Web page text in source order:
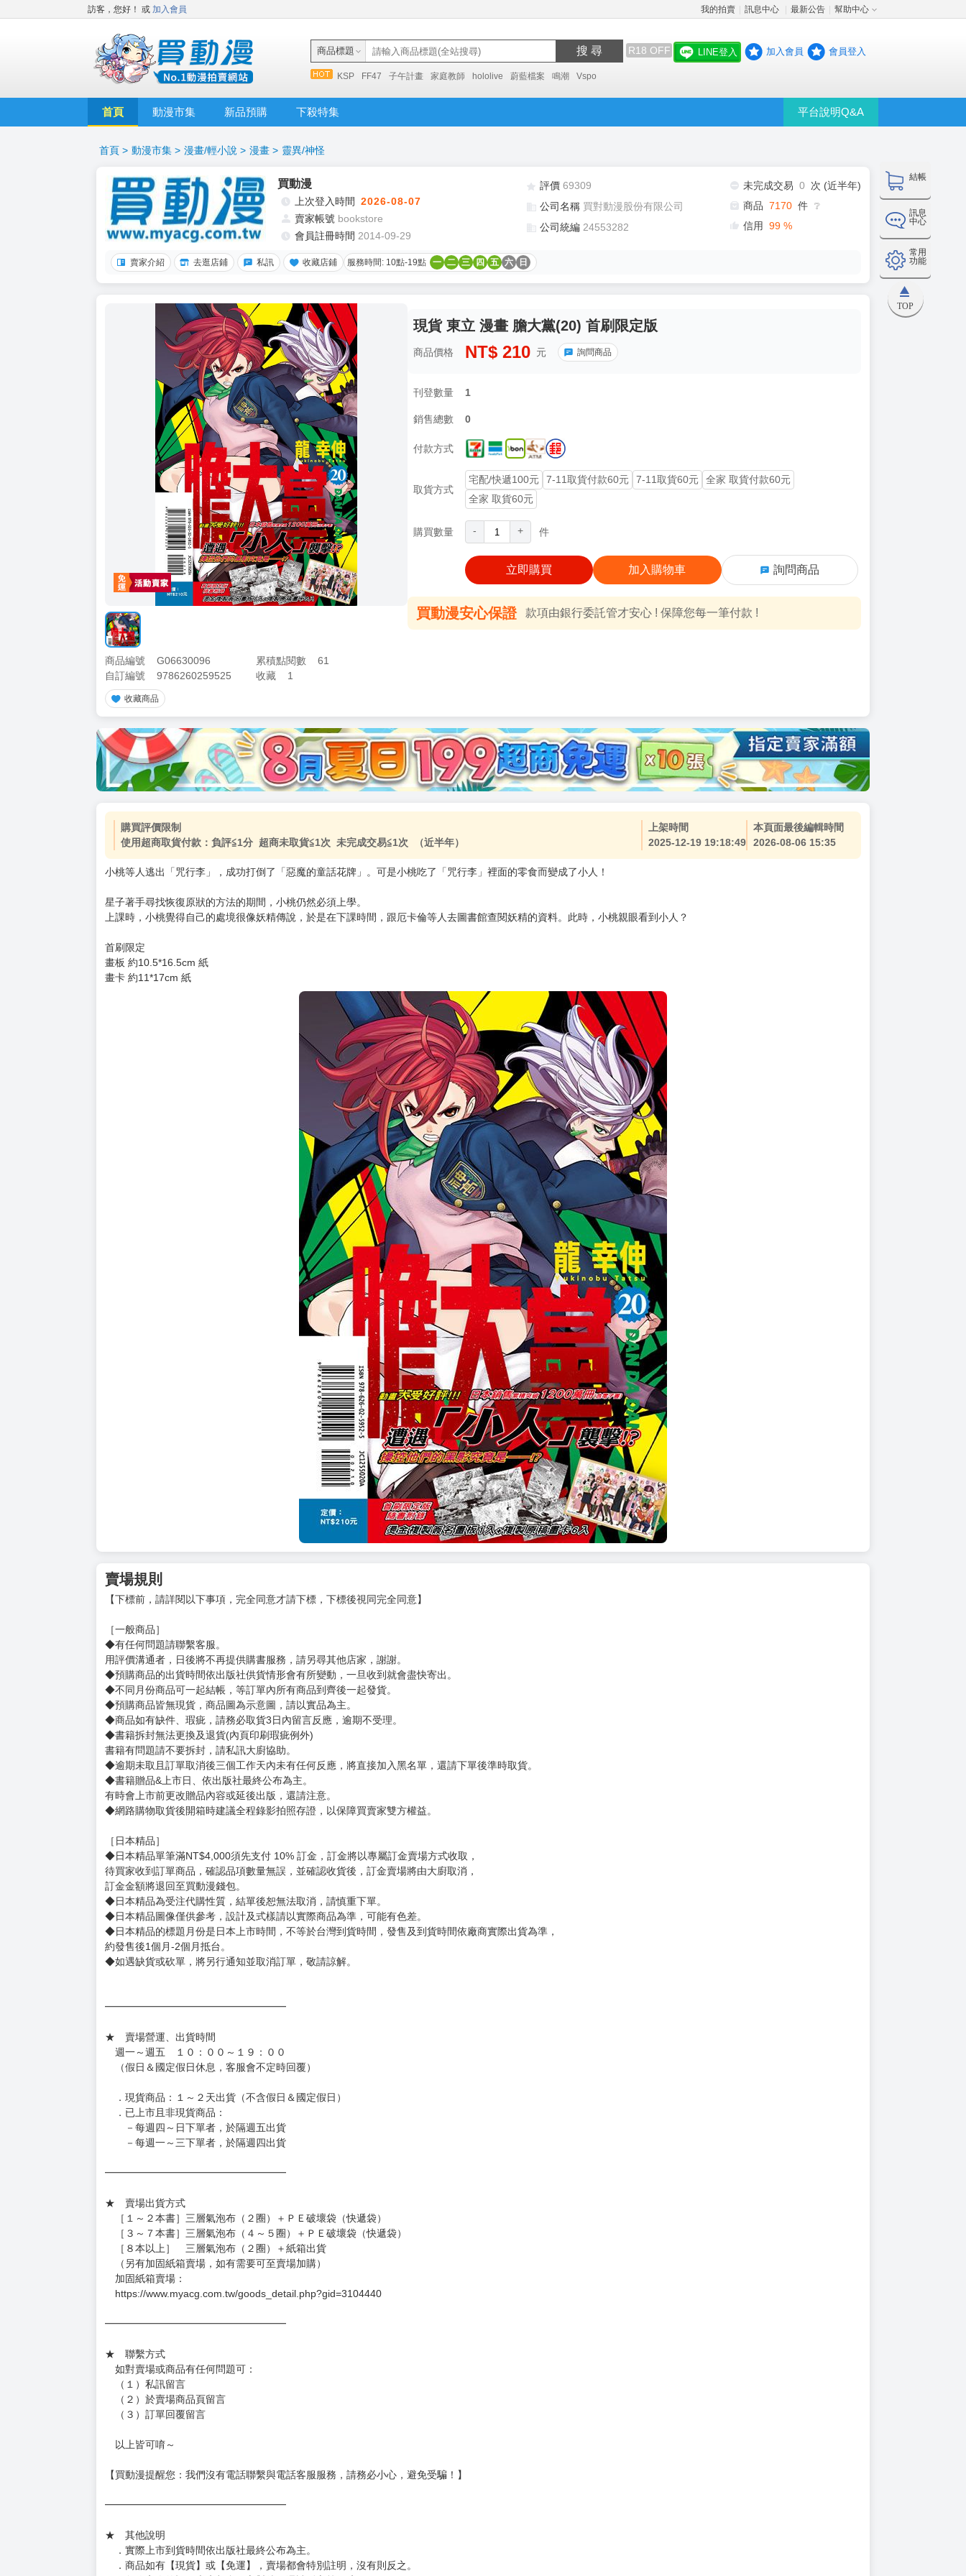
訪客，您好！ 或 加入會員 我的拍賣 訊息中心 最新公告 幫助中心
商品標題 搜 尋 R18 OFF
KSP FF47 子午計畫 家庭教師 hololive 蔚藍檔案 鳴潮 Vspo
LINE登入 加入會員 會員登入
首頁 動漫市集 新品預購 下殺特集 平台說明Q&A
結帳
訊息
中心
常用
功能
TOP
首頁 > 動漫市集 > 漫畫/輕小說 > 漫畫 > 靈異/神怪
買動漫
上次登入時間 2026-08-07
賣家帳號 bookstore
會員註冊時間 2014-09-29
評價 69309
公司名稱 買對動漫股份有限公司
公司統編 24553282
未完成交易 0
次 (近半年)
商品 7170 件 ❔
信用 99 %
賣家介紹 去逛店鋪 私訊 收藏店鋪 服務時間: 10點-19點 一 二 三 四 五 六 日
商品編號 G06630096 累積點閱數
61
自訂編號
9786260259525 收藏 1
收藏商品
現貨 東立 漫畫 膽大黨(20) 首刷限定版
商品價格 NT$ 210 元 詢問商品
刊登數量 1
銷售總數 0
付款方式
取貨方式
宅配/快遞100元 7-11取貨付款60元 7-11取貨60元
全家 取貨付款60元
全家 取貨60元
購買數量 - + 件
立即購買 加入購物車 詢問商品
買動漫安心保證 款項由銀行委託管才安心 ! 保障您每一筆付款 !
購買評價限制
使用超商取貨付款：負評≦1分 超商未取貨≦1次 未完成交易≦1次 （近半年）
上架時間
2025-12-19 19:18:49
本頁面最後編輯時間
2026-08-06 15:35
小桃等人逃出「咒行李」，成功打倒了「惡魔的童話花牌」。可是小桃吃了「咒行李」裡面的零食而變成了小人！
星子著手尋找恢復原狀的方法的期間，小桃仍然必須上學。
上課時，小桃覺得自己的處境很像妖精傳說，於是在下課時間，跟厄卡倫等人去圖書館查閱妖精的資料。此時，小桃親眼看到小人？
首刷限定
畫板 約10.5*16.5cm 紙
畫卡 約11*17cm 紙
賣場規則
【下標前，請詳閱以下事項，完全同意才請下標，下標後視同完全同意】
［一般商品］
◆有任何問題請聯繫客服。
用評價溝通者，日後將不再提供購書服務，請另尋其他店家，謝謝。
◆預購商品的出貨時間依出版社供貨情形會有所變動，一旦收到就會盡快寄出。
◆不同月份商品可一起結帳，等訂單內所有商品到齊後一起發貨。
◆預購商品皆無現貨，商品圖為示意圖，請以實品為主。
◆商品如有缺件、瑕疵，請務必取貨3日內留言反應，逾期不受理。
◆書籍拆封無法更換及退貨(內頁印刷瑕疵例外)
書籍有問題請不要拆封，請私訊大廚協助。
◆逾期未取且訂單取消後三個工作天內未有任何反應，將直接加入黑名單，還請下單後準時取貨。
◆書籍贈品&上市日、依出版社最終公布為主。
有時會上市前更改贈品內容或延後出版，還請注意。
◆網路購物取貨後開箱時建議全程錄影拍照存證，以保障買賣家雙方權益。
［日本精品］
◆日本精品單筆滿NT$4,000須先支付 10% 訂金，訂金將以專屬訂金賣場方式收取，
待買家收到訂單商品，確認品項數量無誤，並確認收貨後，訂金賣場將由大廚取消，
訂金金額將退回至買動漫錢包。
◆日本精品為受注代購性質，結單後恕無法取消，請慎重下單。
◆日本精品圖像僅供參考，設計及式樣請以實際商品為準，可能有色差。
◆日本精品的標題月份是日本上市時間，不等於台灣到貨時間，發售及到貨時間依廠商實際出貨為準，
約發售後1個月-2個月抵台。
◆如遇缺貨或砍單，將另行通知並取消訂單，敬請諒解。
━━━━━━━━━━━━━━━━━━
★ 賣場營運、出貨時間
週一～週五 １０：００～１９：００
（假日＆國定假日休息，客服會不定時回覆）
．現貨商品：１～２天出貨（不含假日＆國定假日）
．已上市且非現貨商品：
－每週四～日下單者，於隔週五出貨
－每週一～三下單者，於隔週四出貨
━━━━━━━━━━━━━━━━━━
★ 賣場出貨方式
［１～２本書］三層氣泡布（２圈）＋ＰＥ破壞袋（快遞袋）
［３～７本書］三層氣泡布（４～５圈）＋ＰＥ破壞袋（快遞袋）
［８本以上］ 三層氣泡布（２圈）＋紙箱出貨
（另有加固紙箱賣場，如有需要可至賣場加購）
加固紙箱賣場：
https://www.myacg.com.tw/goods_detail.php?gid=3104440
━━━━━━━━━━━━━━━━━━
★ 聯繫方式
如對賣場或商品有任何問題可：
（１）私訊留言
（２）於賣場商品頁留言
（３）訂單回覆留言
以上皆可唷～
【買動漫提醒您：我們沒有電話聯繫與電話客服服務，請務必小心，避免受騙！】
━━━━━━━━━━━━━━━━━━
★ 其他說明
．實際上市到貨時間依出版社最終公布為主。
．商品如有【現貨】或【免運】，賣場都會特別註明，沒有則反之。